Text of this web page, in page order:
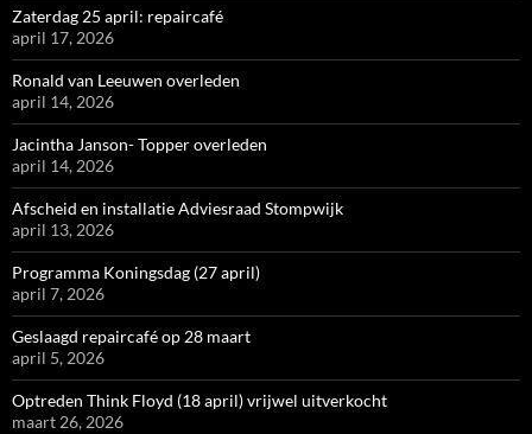
Zaterdag 25 april: repaircafé
april 17, 2026
Ronald van Leeuwen overleden
april 14, 2026
Jacintha Janson- Topper overleden
april 14, 2026
Afscheid en installatie Adviesraad Stompwijk
april 13, 2026
Programma Koningsdag (27 april)
april 7, 2026
Geslaagd repaircafé op 28 maart
april 5, 2026
Optreden Think Floyd (18 april) vrijwel uitverkocht
maart 26, 2026